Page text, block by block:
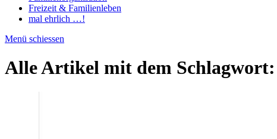
Freizeit & Familienleben
mal ehrlich …!
Menü schiessen
Alle Artikel mit dem Schlagwort: